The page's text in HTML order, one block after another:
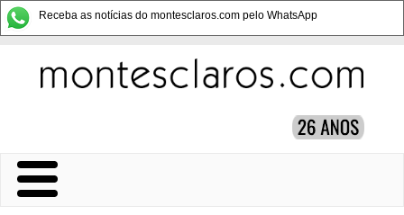
Receba as notícias do montesclaros.com pelo WhatsApp